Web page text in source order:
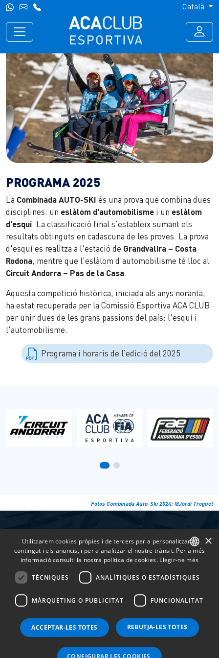
Català
PROGRAMA 2025
La Combinada AUTO-SKI és una prova que combina dues
disciplines: un eslàlom d'automobilisme i un eslàlom
d'esquí. La classificació final s'estableix sumant els
resultats obtinguts en cadascuna de les proves. La prova
d'esquí es realitza a l'estació de Grandvalira – Costa
Rodona, mentre que l'eslàlom d'automobilisme té lloc al
Circuit Andorra – Pas de la Casa.
Aquesta competició històrica, iniciada als anys noranta,
ha estat recuperada per la Comissió Esportiva ACA CLUB
per unir dues de les grans passions del país: l'esquí i
l'automobilisme.
Programa i horaris de l’edició del 2025
Fotos Combinada Auto-Ski 2024: @Jordi Troguet
© AUTOMÒBIL CLUB D’ANDORRA
Condicions generals de venda Política de Privacitat
·
Política de cookies
·
FRENCH
ENGLISH
×
Utilitzarem cookies pròpies i de tercers per a personalitzar el
contingut i els anuncis, i per a analitzar el nostre trànsit. Per a més
informació consulti la nostra política de cookies. Llegir-ne més
TÈCNIQUES ANALÍTIQUES O ESTADÍSTIQUES
MÀRQUETING O PUBLICITAT FUNCIONALITAT
ACCEPTAR-LES TOTES REBUTJA-LES TOTES
CONFIGURAR LES COOKIES